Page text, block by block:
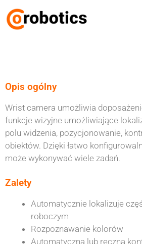
Opis ogólny
Wrist camera umożliwia
funkcje wizyjne umożliwiające
polu widzenia, pozycjonowanie,
obiektów. Dzięki łatwo
może wykonywać wiele zadań.
Zalety
Automatycznie lokalizuje
roboczym
Rozpoznawanie kolorów
Automatyczna lub ręczna